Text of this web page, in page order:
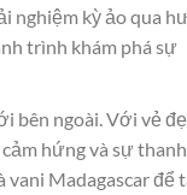
nghiệm kỳ ảo qua
trình khám phá sự
bên ngoài. Với vẻ
hứng và sự thanh
vani Madagascar để